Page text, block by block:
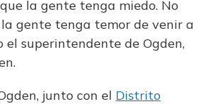
la gente tenga miedo. No
gente tenga temor de venir a
el superintendente de Ogden,
junto con el Distrito